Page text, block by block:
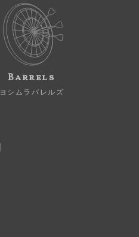
Barrels
ヨシムラバレルズ